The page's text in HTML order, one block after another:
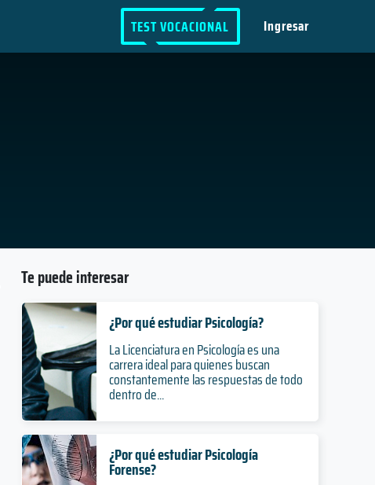
TEST VOCACIONAL Ingresar
Te puede interesar
¿Por qué estudiar Psicología?
La Licenciatura en Psicología es una
carrera ideal para quienes buscan
constantemente las respuestas de todo
dentro de...
¿Por qué estudiar Psicología
Forense?